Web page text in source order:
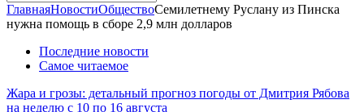
ГлавнаяНовостиОбществоСемилетнему Руслану из Пинска
нужна помощь в сборе 2,9 млн долларов
Последние новости
Самое читаемое
Жара и грозы: детальный прогноз погоды от Дмитрия Рябова
на неделю с 10 по 16 августа